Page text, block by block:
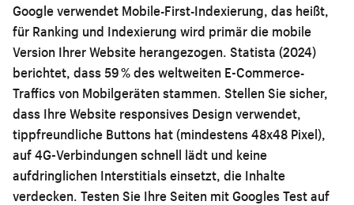
Google verwendet Mobile-First-Indexierung, das heißt,
für Ranking und Indexierung wird primär die mobile
Version Ihrer Website herangezogen. Statista (2024)
berichtet, dass 59 % des weltweiten E-Commerce-
Traffics von Mobilgeräten stammen. Stellen Sie sicher,
dass Ihre Website responsives Design verwendet,
tippfreundliche Buttons hat (mindestens 48x48 Pixel),
auf 4G-Verbindungen schnell lädt und keine
aufdringlichen Interstitials einsetzt, die Inhalte
verdecken. Testen Sie Ihre Seiten mit Googles Test auf